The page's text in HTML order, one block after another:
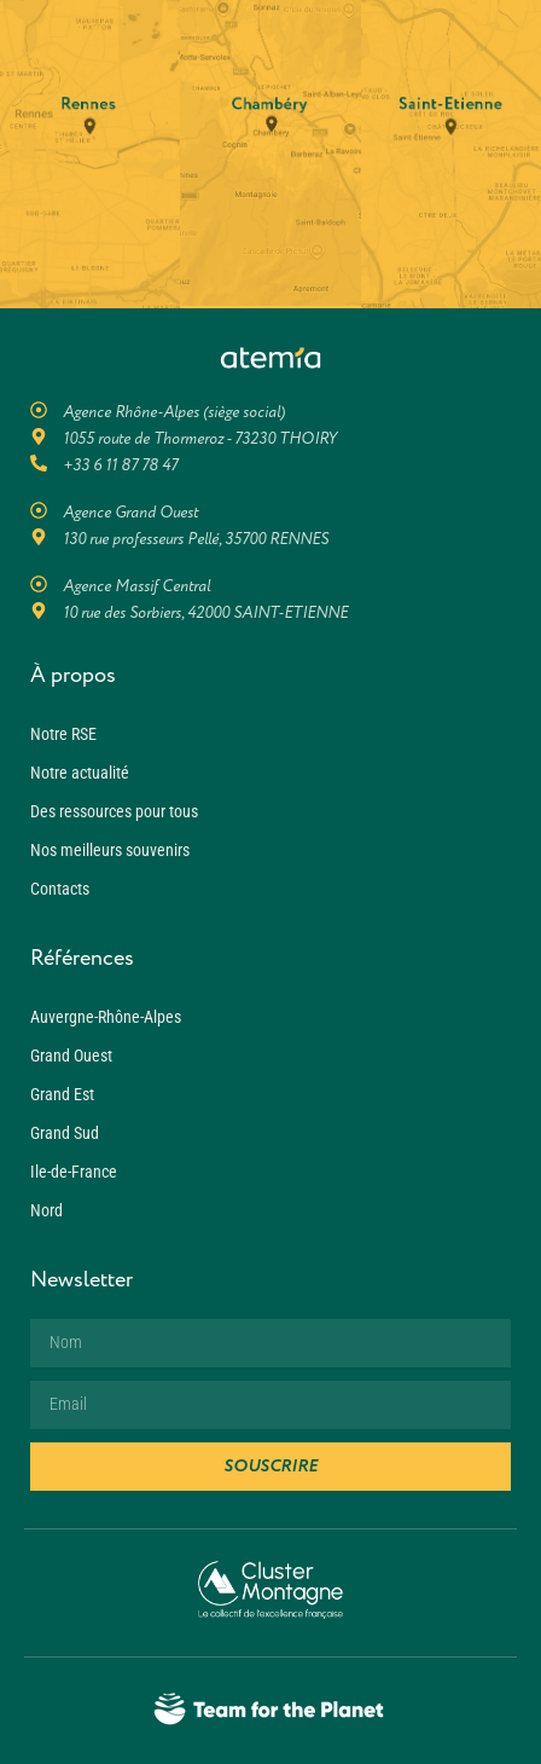
Agence Rhône-Alpes (siège social)
1055 route de Thormeroz - 73230 THOIRY
+33 6 11 87 78 47
Agence Grand Ouest
130 rue professeurs Pellé, 35700 RENNES
Agence Massif Central
10 rue des Sorbiers, 42000 SAINT-ETIENNE
À propos
Notre RSE
Notre actualité
Des ressources pour tous
Nos meilleurs souvenirs
Contacts
Références
Auvergne-Rhône-Alpes
Grand Ouest
Grand Est
Grand Sud
Ile-de-France
Nord
Newsletter
SOUSCRIRE